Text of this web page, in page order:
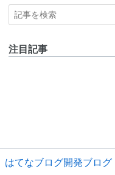
注目記事
はてなブログ開発ブログ